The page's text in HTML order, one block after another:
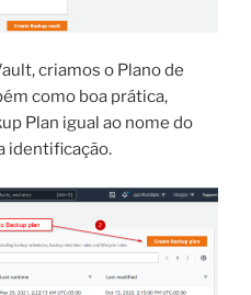
criamos o Plano de
como boa prática,
Plan igual ao nome do
identificação.